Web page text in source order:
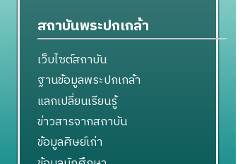
สถาบันพระปกเกล้า
เว็บไซต์สถาบัน
ฐานข้อมูลพระปกเกล้า
แลกเปลี่ยนเรียนรู้
ข่าวสารจากสถาบัน
ข้อมูลศิษย์เก่า